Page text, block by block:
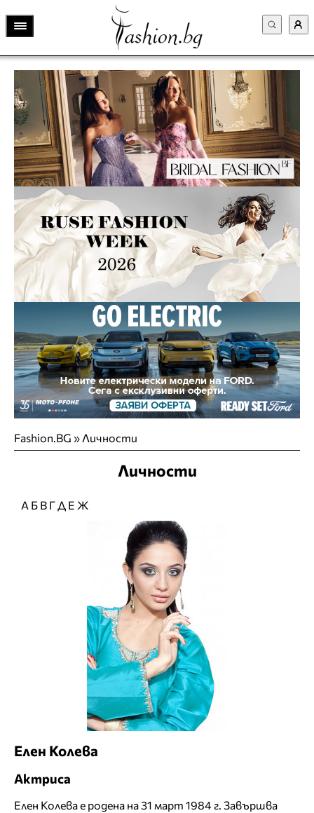
Fashion.BG » Личности
Личности
А Б В ГД Е Ж
Елен Колева
Актриса
Елен Колева е родена на 31 март 1984 г. Завършва